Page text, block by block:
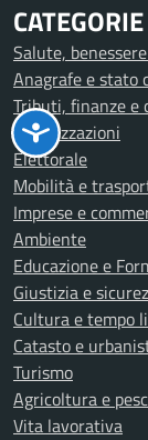
Salute,
Anagrafe e stato
Tributi, finanze e
Autorizzazioni
Elettorale
Mobilità e
Imprese e
Ambiente
Educazione e
Giustizia e
Cultura e tempo
Catasto e
Turismo
Agricoltura e
Vita lavorativa